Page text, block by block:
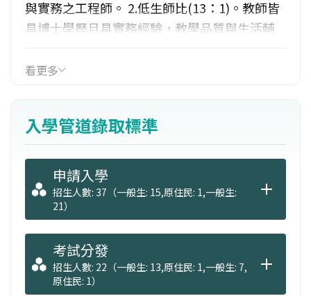
與實務之工程師。 2.低生師比(13：1)。教師皆
具博士學歷且具實務經驗，教學品質與生活輔
School 的作法，透過暑期實習與企業相互合
務。4.積極推動與企業之產學合作、教學與研究
工作，包括與長庚醫院、台塑、南亞、台化、
台塑石化及其他企業之技術開發案。
看更多
入學管道錄取標準
申請入學
招生人數: 37（一般生: 15,原住民: 1,一般生:
21）
考試分發
招生人數: 22（一般生: 13,原住民: 1,一般生: 7,
原住民: 1）